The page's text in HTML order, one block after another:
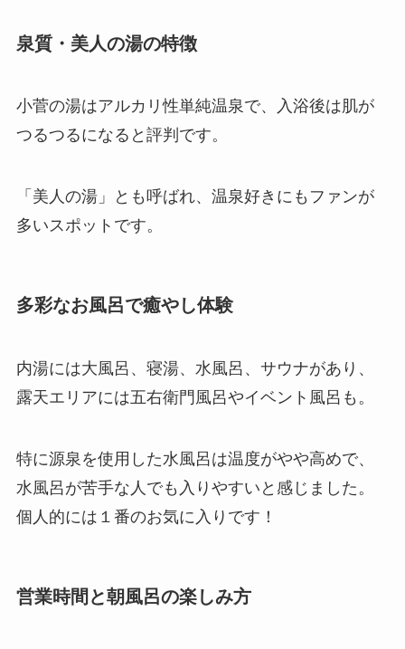
泉質・美人の湯の特徴
小菅の湯はアルカリ性単純温泉で、入浴後は肌が
つるつるになると評判です。
「美人の湯」とも呼ばれ、温泉好きにもファンが
多いスポットです。
多彩なお風呂で癒やし体験
内湯には大風呂、寝湯、水風呂、サウナがあり、
露天エリアには五右衛門風呂やイベント風呂も。
特に源泉を使用した水風呂は温度がやや高めで、
水風呂が苦手な人でも入りやすいと感じました。
個人的には１番のお気に入りです！
営業時間と朝風呂の楽しみ方